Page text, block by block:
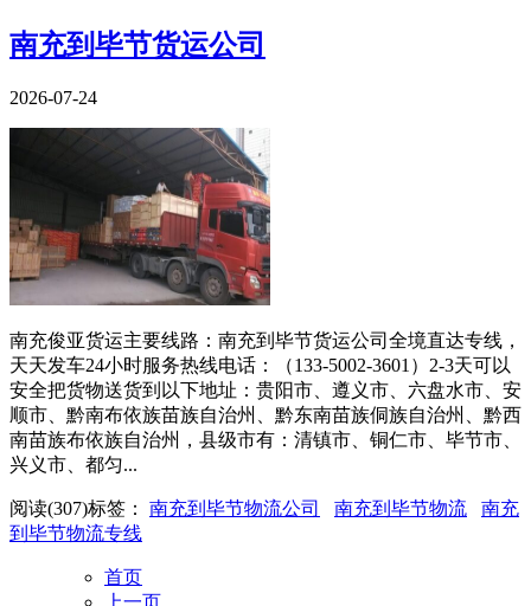
南充到毕节货运公司
2026-07-24
南充俊亚货运主要线路：南充到毕节货运公司全境直达专线，
天天发车24小时服务热线电话：（133-5002-3601）2-3天可以
安全把货物送货到以下地址：贵阳市、遵义市、六盘水市、安
顺市、黔南布依族苗族自治州、黔东南苗族侗族自治州、黔西
南苗族布依族自治州，县级市有：清镇市、铜仁市、毕节市、
兴义市、都匀...
阅读(307)标签： 南充到毕节物流公司 南充到毕节物流
南充
到毕节物流专线
首页
上一页